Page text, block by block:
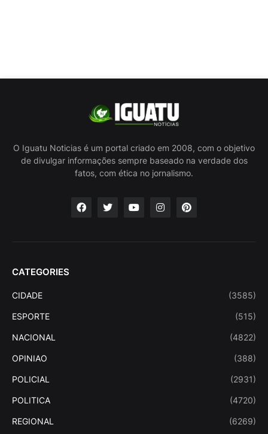
O Iguatu Noticias é um portal criado em 2008, com o objetivo
de divulgar informações sempre baseado na verdade dos
fatos, com ética no jornalismo.
CATEGORIES
CIDADE (3585)
ESPORTE (515)
NACIONAL (4822)
OPINIAO (388)
POLICIAL (2931)
POLITICA (4720)
REGIONAL (6269)